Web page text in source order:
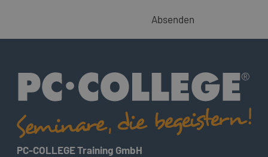
Absenden
PC-COLLEGE Training GmbH